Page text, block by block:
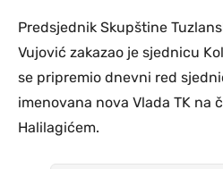
Predsjednik Skupštine
Vujović zakazao je sjednicu
se pripremio dnevni red
imenovana nova Vlada TK na
Halilagićem.